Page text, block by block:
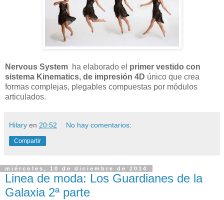
Nervous System ha elaborado el primer vestido con
sistema Kinematics, de impresión 4D único que crea
formas complejas, plegables compuestas por módulos
articulados.
Hilary en 20:52 No hay comentarios:
Compartir
miércoles, 10 de diciembre de 2014
Linea de moda: Los Guardianes de la
Galaxia 2ª parte